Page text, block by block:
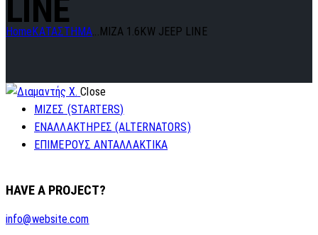
LINE
Home ΚΑΤΑΣΤΗΜΑ... MIZA 1.6KW JEEP LINE
Close
ΜΙΖΕΣ (STARTERS)
ΕΝΑΛΛΑΚΤΗΡΕΣ (ALTERNATORS)
ΕΠΙΜΕΡΟΥΣ ΑΝΤΑΛΛΑΚΤΙΚΑ
HAVE A PROJECT?
info@website.com